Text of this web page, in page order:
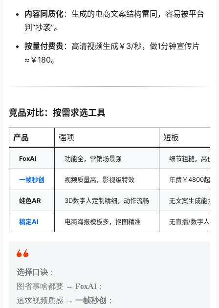
内容同质化：生成的电商文案结构雷同，容易被平台
判“抄袭”。
按量付费贵：高清视频生成￥3/秒，做1分钟宣传片
≈￥180。
竞品对比：按需求选工具
产品 强项 短板
FoxAI 功能全，营销场景强 细节粗糙，高价
一帧秒创 视频质量高，影视级特效 年费￥4800起，
蛙色AR 3D数字人定制精细，动作流畅 无文案生成能力
稿定AI 电商海报模板多，抠图精准 无直播/数字人功
选择口诀 ：
图省事啥都要 → FoxAI ；
追求视频质感 → 一帧秒创 ；